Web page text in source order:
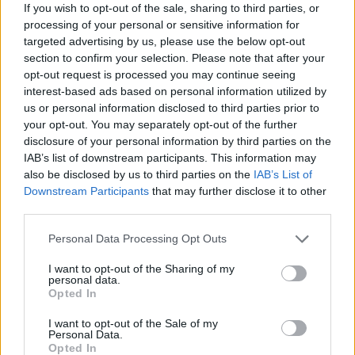
If you wish to opt-out of the sale, sharing to third parties, or
processing of your personal or sensitive information for
targeted advertising by us, please use the below opt-out
section to confirm your selection. Please note that after your
opt-out request is processed you may continue seeing
interest-based ads based on personal information utilized by
us or personal information disclosed to third parties prior to
your opt-out. You may separately opt-out of the further
disclosure of your personal information by third parties on the
IAB’s list of downstream participants. This information may
also be disclosed by us to third parties on the IAB’s List of
Downstream Participants that may further disclose it to other
Please note that this website/app uses one or more Google
not limited to your visit or usage behaviour. You may click to
grant or deny consent to Google and its third-party tags to
use your data for below specified purposes in below Google
consent section.
Personal Data Processing Opt Outs
I want to opt-out of the Sharing of my
personal data.
Opted In
I want to opt-out of the Sale of my
Personal Data.
Opted In
Englanti
Ruotsi
Saksa
Yhtiökoko
Suuret
Keskikokoiset
Pienet
Yhtiömuodot
Julkinen osakeyhtiö